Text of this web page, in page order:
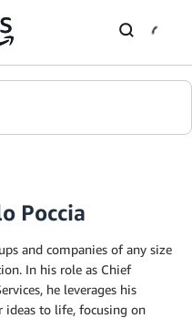
Poccia
and companies of any size
In his role as Chief
he leverages his
ideas to life, focusing on